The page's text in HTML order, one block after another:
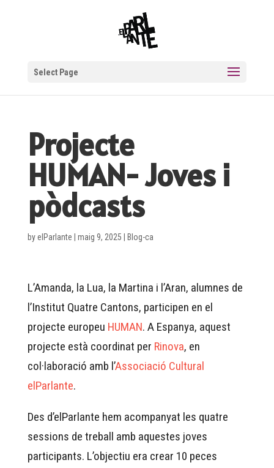
Select Page
Projecte
HUMAN- Joves i
pòdcasts
byelParlante maig 9, 2025 Blog-ca
L’Amanda, la Lua, la Martina i l’Aran, alumnes de
l’Institut Quatre Cantons, participen en el
projecte europeu HUMAN. A Espanya, aquest
projecte està coordinat per Rinova, en
col·laboració amb l’Associació Cultural
elParlante.
Des d’elParlante hem acompanyat les quatre
sessions de treball amb aquestes joves
participants. L’objectiu era crear 10 peces